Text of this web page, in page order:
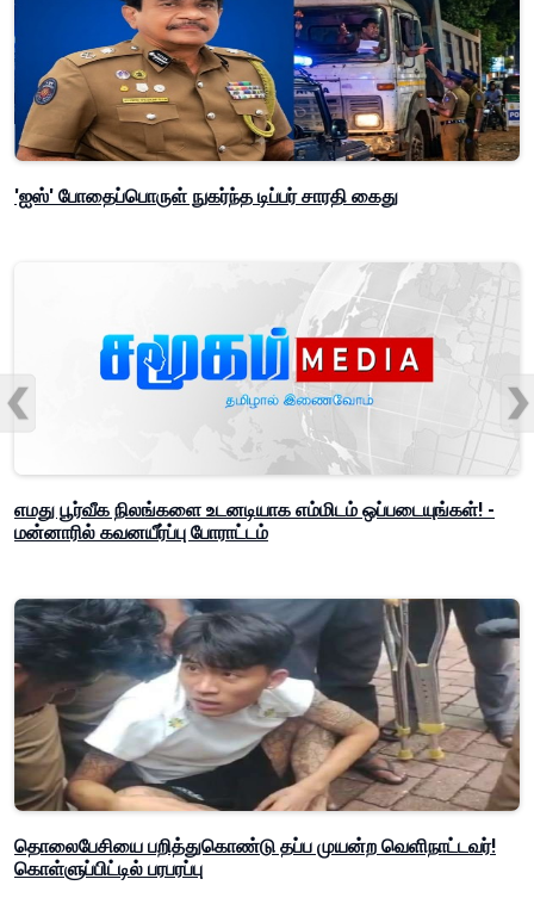
'ஐஸ்' போதைப்பொருள் நுகர்ந்த டிப்பர் சாரதி கைது
எமது பூர்வீக நிலங்களை உடனடியாக எம்மிடம் ஒப்படையுங்கள்! -
மன்னாரில் கவனயீர்ப்பு போராட்டம்
தொலைபேசியை பறித்துகொண்டு தப்ப முயன்ற வெளிநாட்டவர்!
கொள்ளுப்பிட்டில் பரபரப்பு